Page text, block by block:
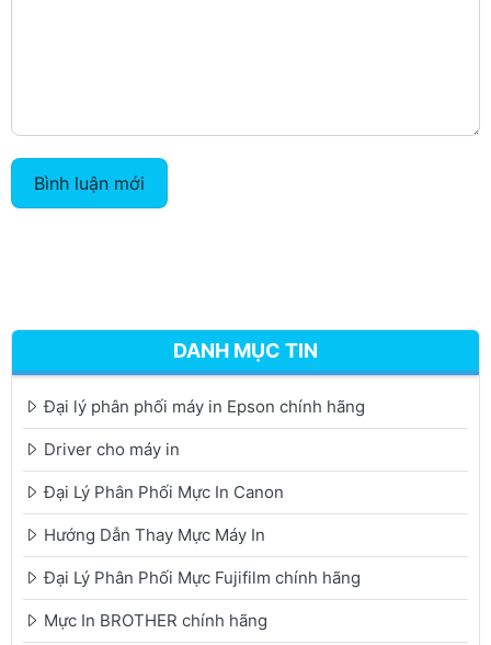
Bình luận mới
DANH MỤC TIN
Đại lý phân phối máy in Epson chính hãng
Driver cho máy in
Đại Lý Phân Phối Mực In Canon
Hướng Dẫn Thay Mực Máy In
Đại Lý Phân Phối Mực Fujifilm chính hãng
Mực In BROTHER chính hãng